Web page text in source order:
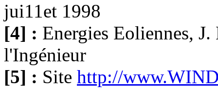
jui11et 1998
[4] : Energies Eoliennes,
l'Ingénieur
[5] : Site http://